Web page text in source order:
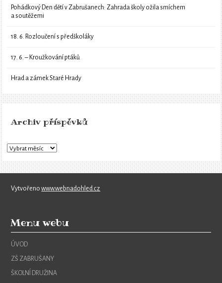
Pohádkový Den dětí v Zabrušanech: Zahrada školy ožila smíchem
a soutěžemi
18. 6. Rozloučení s předškoláky
17. 6. – Kroužkování ptáků
Hrad a zámek Staré Hrady
Archiv příspěvků
Vytvořenowww.webnadohled.cz
Menu webu
ÚVOD
ZŠ ZABRUŠANY
ŠKOLNÍ DRUŽINA